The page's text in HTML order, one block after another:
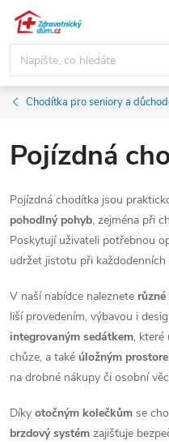
Přejít
obsah
Chodítka pro seniory a
Pojízdná
Pojízdná chodítka jsou
pohodlný pohyb, zejména při
Poskytují uživateli potřebnou
udržet jistotu při každodenních
V naší nabídce naleznete
liší provedením, výbavou i
integrovaným sedátkem, které
chůze, a také úložným
na drobné nákupy či osobní
Díky otočným kolečkům se
brzdový systém zajišťuje